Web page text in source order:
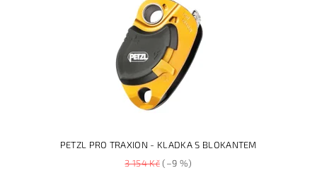
PETZL PRO TRAXION - KLADKA S BLOKANTEM
3 154 Kč(–9 %)